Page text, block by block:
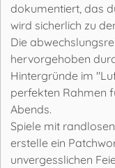
dokumentiert, das
wird sicherlich zu
Die
hervorgehoben
Hintergründe im
perfekten Rahmen
Abends.
Spiele mit
erstelle ein
unvergesslichen